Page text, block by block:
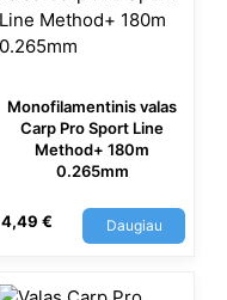
Monofilamentinis valas
Carp Pro Sport Line
Method+ 180m
0.265mm
4,49 € Daugiau